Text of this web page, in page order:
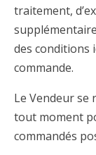
traitement,
des conditions
commande.
Le Vendeur se
tout moment
commandés